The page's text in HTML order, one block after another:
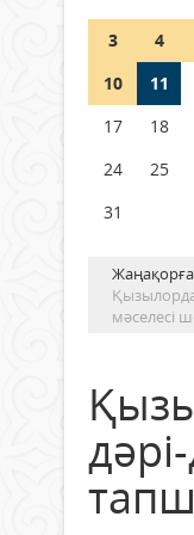
мыңнан
06 тамыз
3
4
10
11
17
18
24
25
31
мәселесі